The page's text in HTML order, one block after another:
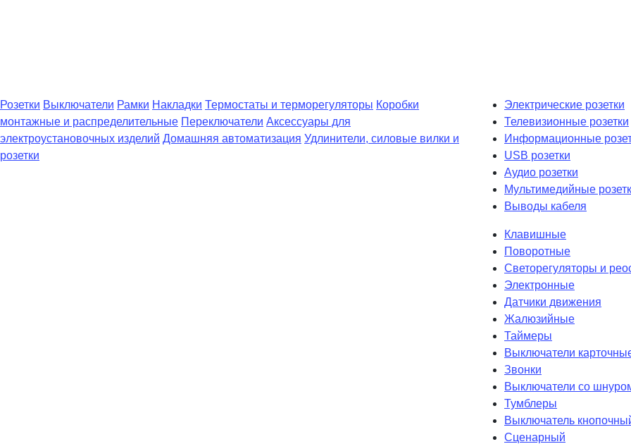
Розетки Выключатели Рамки Накладки Термостаты и терморегуляторы Коробки
монтажные и распределительные Переключатели Аксессуары для
электроустановочных изделий Домашняя автоматизация Удлинители, силовые вилки и
розетки
Электрические розетки
Телевизионные розетки
Информационные
USB розетки
Аудио розетки
Мультимедийные
Выводы кабеля
Клавишные
Поворотные
Светорегуляторы и
Электронные
Датчики движения
Жалюзийные
Таймеры
Выключатели
Звонки
Выключатели со
Тумблеры
Выключатель
Сценарный